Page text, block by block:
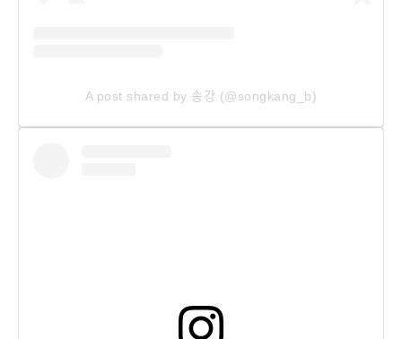
A post shared by 송강 (@songkang_b)